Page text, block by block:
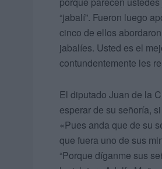
“jabalí”. Fueron luego
cinco de ellos
jabalíes. Usted es el
contundentemente les
El diputado Juan de la
esperar de su señoría,
«Pues anda que de su
que fuera uno de sus
“Porque díganme sus